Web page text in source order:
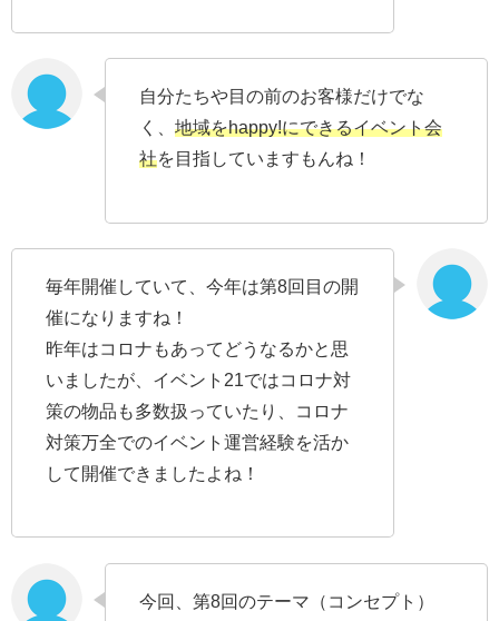
自分たちや目の前のお客様だけでな
く、 地域をhappy!にできるイベント会
社を目指していますもんね！
毎年開催していて、今年は第8回目の開
催になりますね！
昨年はコロナもあってどうなるかと思
いましたが、イベント21ではコロナ対
策の物品も多数扱っていたり、コロナ
対策万全でのイベント運営経験を活か
して開催できましたよね！
今回、第8回のテーマ（コンセプト）